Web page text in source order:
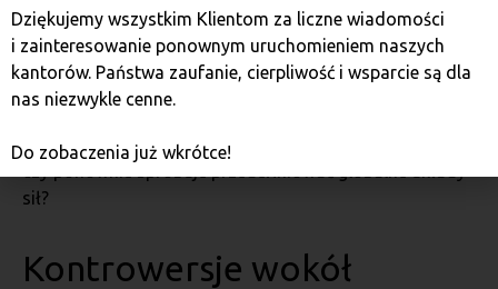
w nim lidera, który umiejętnie balansuje między
konfrontacją a dyplomacją, inni zarzucali mu zbytnią
pobłażliwość wobec autorytarnych reżimów.
Po powrocie do Białego Domu w 2025 roku jego
gorących debat – czy będzie dążył do izolacjonizmu,
sił?
Kontrowersje wokół
Dziękujemy wszystkim Klientom za liczne wiadomości
i zainteresowanie ponownym uruchomieniem naszych
kantorów. Państwa zaufanie, cierpliwość i wsparcie są dla
nas niezwykle cenne.
Do zobaczenia już wkrótce!